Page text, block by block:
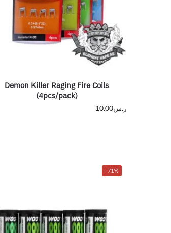
Demon Killer Raging Fire Coils
(4pcs/pack)
ر.س10.00
-71%